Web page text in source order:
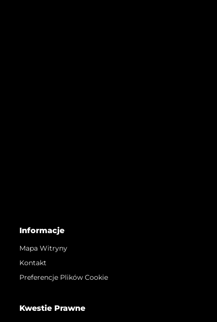
Informacje
Mapa Witryny
Kontakt
Preferencje Plików Cookie
Kwestie Prawne